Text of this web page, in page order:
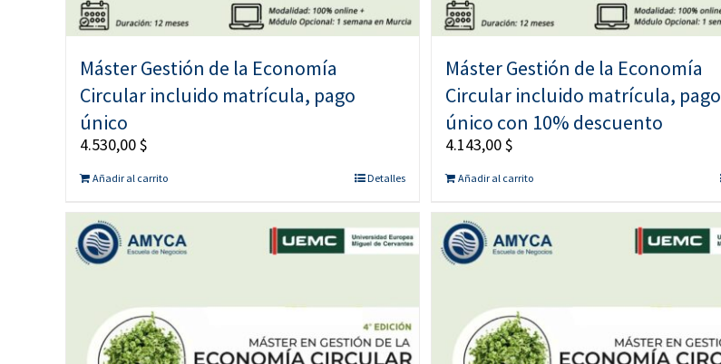
Máster Gestión de la Economía
Circular incluido matrícula, pago
único
4.530,00$
Añadir al carrito Detalles
Máster Gestión de la Economía
Circular incluido matrícula, pago
único con 10% descuento
4.143,00$
Añadir al carrito